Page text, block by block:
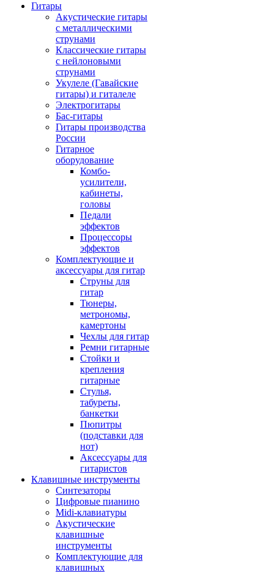
Гитары
Акустические гитары
с металлическими
струнами
Классические гитары
с нейлоновыми
струнами
Укулеле (Гавайские
гитары) и гиталеле
Электрогитары
Бас-гитары
Гитары производства
России
Гитарное
оборудование
Комбо-
усилители,
кабинеты,
головы
Педали
эффектов
Процессоры
эффектов
Комплектующие и
аксессуары для гитар
Струны для
гитар
Тюнеры,
метрономы,
камертоны
Чехлы для гитар
Ремни гитарные
Стойки и
крепления
гитарные
Стулья,
табуреты,
банкетки
Пюпитры
(подставки для
нот)
Аксессуары для
гитаристов
Клавишные инструменты
Синтезаторы
Цифровые пианино
Midi-клавиатуры
Акустические
клавишные
инструменты
Комплектующие для
клавишных